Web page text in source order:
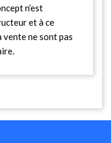
n’est
et à ce
ne sont pas